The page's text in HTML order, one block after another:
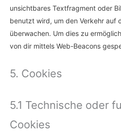
unsichtbares Textfragment oder
benutzt wird, um den Verkehr auf
überwachen. Um dies zu
von dir mittels Web-Beacons
5. Cookies
5.1 Technische oder
Cookies